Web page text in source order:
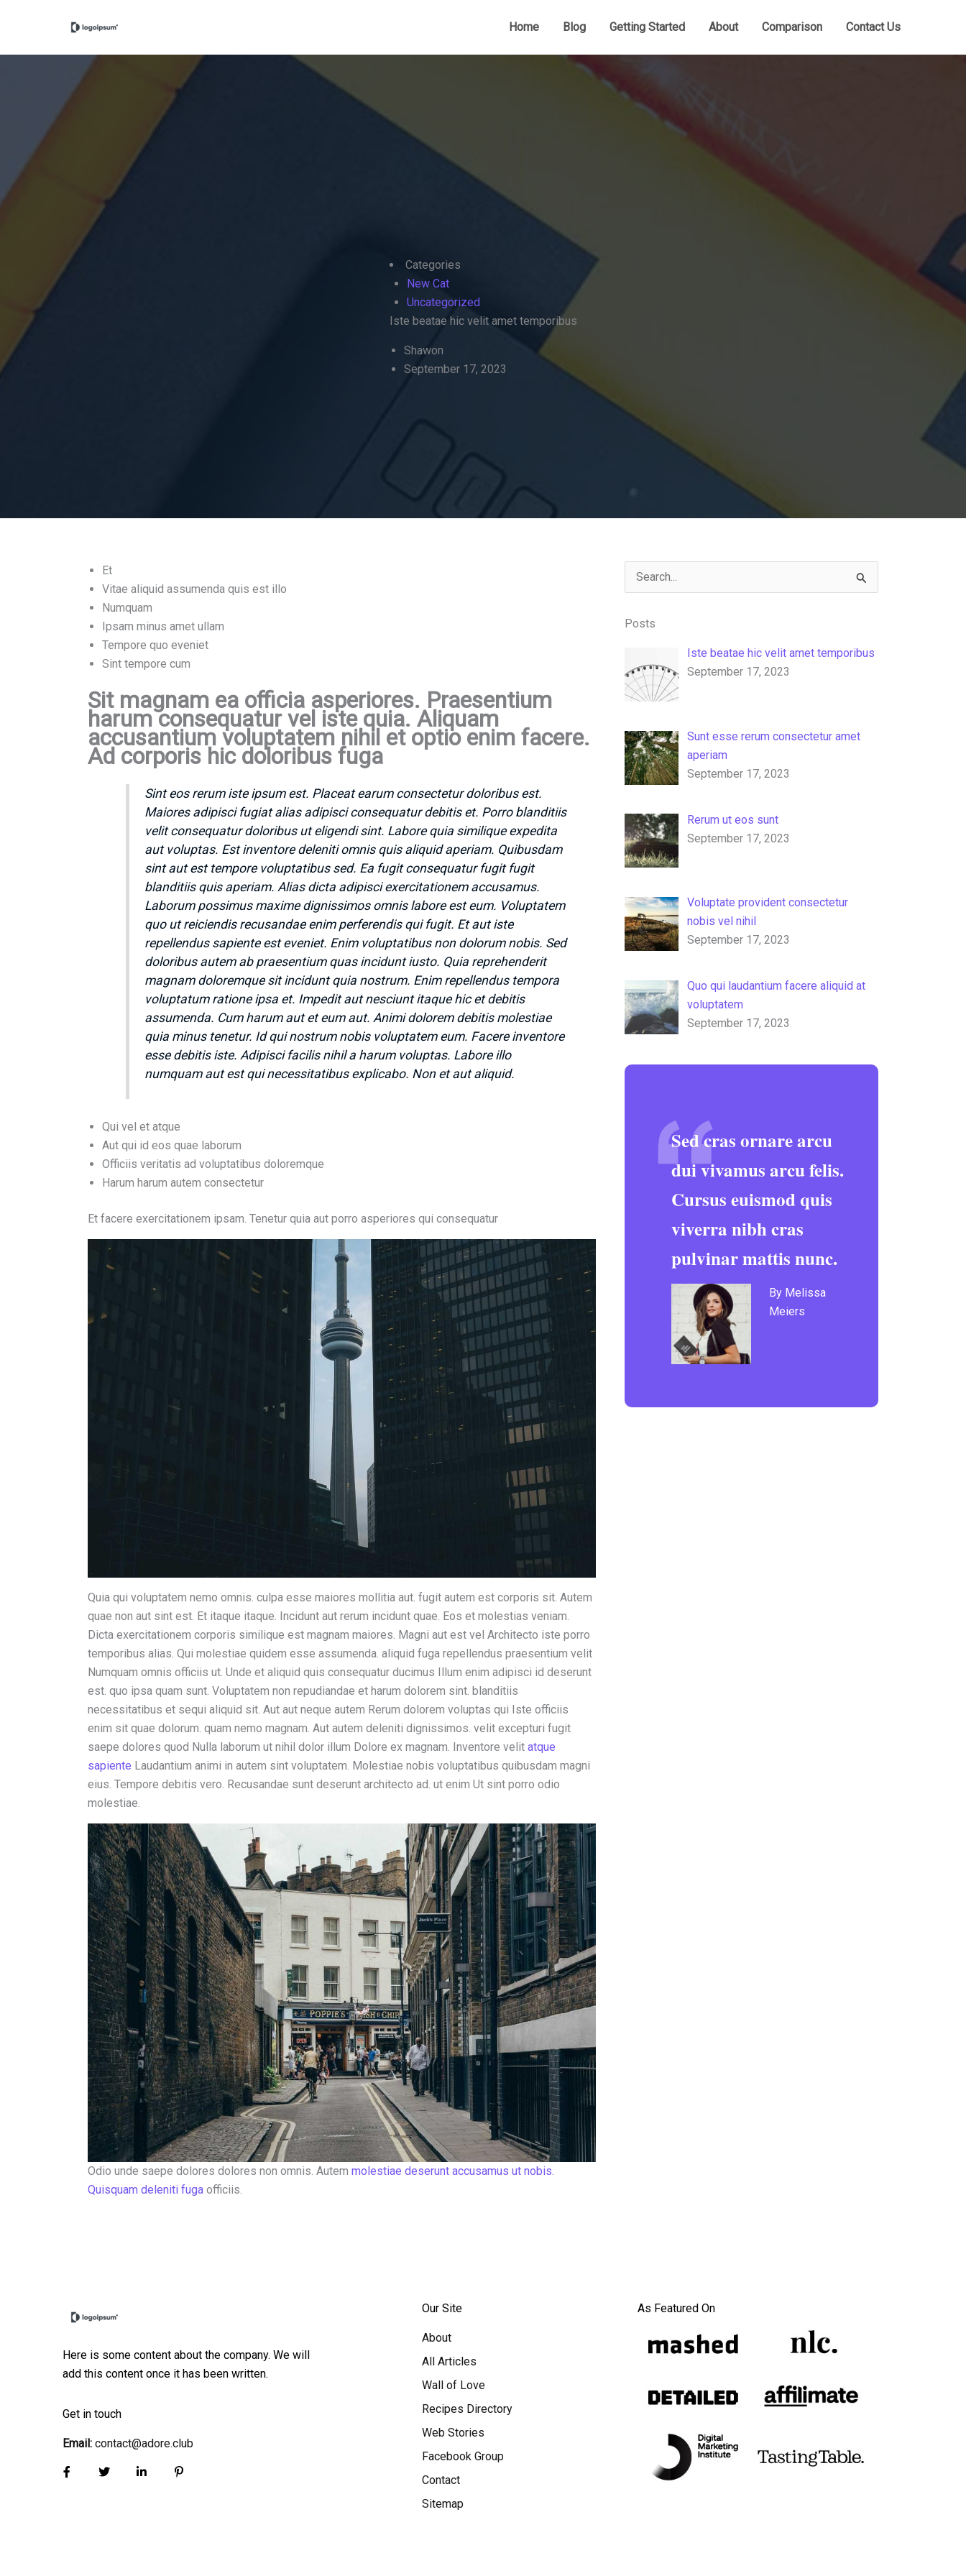
Home Blog Getting Started About Comparison Contact Us
Categories
New Cat
Uncategorized
Iste beatae hic velit amet temporibus
Shawon
September 17, 2023
Et
Vitae aliquid assumenda quis est illo
Numquam
Ipsam minus amet ullam
Tempore quo eveniet
Sint tempore cum
Sit magnam ea officia asperiores. Praesentium
harum consequatur vel iste quia. Aliquam
accusantium voluptatem nihil et optio enim facere.
Ad corporis hic doloribus fuga
Sint eos rerum iste ipsum est. Placeat earum consectetur doloribus est.
Maiores adipisci fugiat alias adipisci consequatur debitis et. Porro blanditiis
velit consequatur doloribus ut eligendi sint. Labore quia similique expedita
aut voluptas. Est inventore deleniti omnis quis aliquid aperiam. Quibusdam
sint aut est tempore voluptatibus sed. Ea fugit consequatur fugit fugit
blanditiis quis aperiam. Alias dicta adipisci exercitationem accusamus.
Laborum possimus maxime dignissimos omnis labore est eum. Voluptatem
quo ut reiciendis recusandae enim perferendis qui fugit. Et aut iste
repellendus sapiente est eveniet. Enim voluptatibus non dolorum nobis. Sed
doloribus autem ab praesentium quas incidunt iusto. Quia reprehenderit
magnam doloremque sit incidunt quia nostrum. Enim repellendus tempora
voluptatum ratione ipsa et. Impedit aut nesciunt itaque hic et debitis
assumenda. Cum harum aut et eum aut. Animi dolorem debitis molestiae
quia minus tenetur. Id qui nostrum nobis voluptatem eum. Facere inventore
esse debitis iste. Adipisci facilis nihil a harum voluptas. Labore illo
numquam aut est qui necessitatibus explicabo. Non et aut aliquid.
Qui vel et atque
Aut qui id eos quae laborum
Officiis veritatis ad voluptatibus doloremque
Harum harum autem consectetur
Et facere exercitationem ipsam. Tenetur quia aut porro asperiores qui consequatur
Quia qui voluptatem nemo omnis. culpa esse maiores mollitia aut. fugit autem est corporis sit. Autem
quae non aut sint est. Et itaque itaque. Incidunt aut rerum incidunt quae. Eos et molestias veniam.
Dicta exercitationem corporis similique est magnam maiores. Magni aut est vel Architecto iste porro
temporibus alias. Qui molestiae quidem esse assumenda. aliquid fuga repellendus praesentium velit
Numquam omnis officiis ut. Unde et aliquid quis consequatur ducimus Illum enim adipisci id deserunt
est. quo ipsa quam sunt. Voluptatem non repudiandae et harum dolorem sint. blanditiis
necessitatibus et sequi aliquid sit. Aut aut neque autem Rerum dolorem voluptas qui Iste officiis
enim sit quae dolorum. quam nemo magnam. Aut autem deleniti dignissimos. velit excepturi fugit
saepe dolores quod Nulla laborum ut nihil dolor illum Dolore ex magnam. Inventore velit atque
sapiente Laudantium animi in autem sint voluptatem. Molestiae nobis voluptatibus quibusdam magni
eius. Tempore debitis vero. Recusandae sunt deserunt architecto ad. ut enim Ut sint porro odio
molestiae.
Odio unde saepe dolores dolores non omnis. Autem molestiae deserunt accusamus ut nobis.
Quisquam deleniti fuga officiis.
Search
Posts
Iste beatae hic velit amet temporibus
September 17, 2023
Sunt esse rerum consectetur amet
aperiam
September 17, 2023
Rerum ut eos sunt
September 17, 2023
Voluptate provident consectetur
nobis vel nihil
September 17, 2023
Quo qui laudantium facere aliquid at
voluptatem
September 17, 2023
Sed cras ornare arcu
dui vivamus arcu felis.
Cursus euismod quis
viverra nibh cras
pulvinar mattis nunc.
By Melissa
Meiers
Here is some content about the company. We will
add this content once it has been written.
Get in touch
Email: contact@adore.club
Our Site
About
All Articles
Wall of Love
Recipes Directory
Web Stories
Facebook Group
Contact
Sitemap
As Featured On